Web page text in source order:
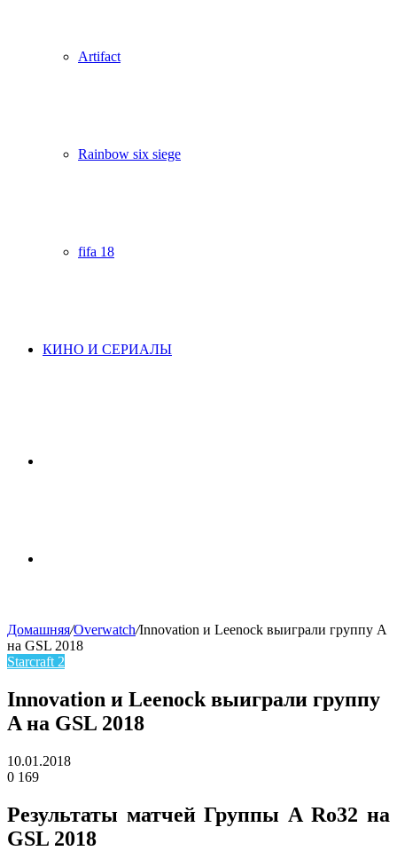
Artifact
Rainbow six siege
fifa 18
КИНО И СЕРИАЛЫ
skin
Домашняя/Overwatch/Innovation и Leenock выиграли группу A
на GSL 2018
Starcraft 2
Innovation и Leenock выиграли группу
A на GSL 2018
10.01.2018
0 169
Результаты матчей Группы А Ro32 на
GSL 2018